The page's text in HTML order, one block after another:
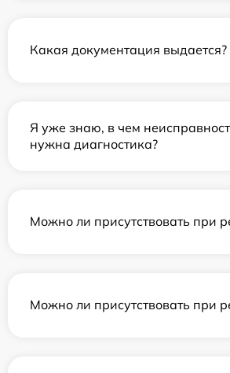
Какая документация выдается?
Я уже знаю, в чем
нужна диагностика?
Можно ли присутствовать при
Можно ли присутствовать при